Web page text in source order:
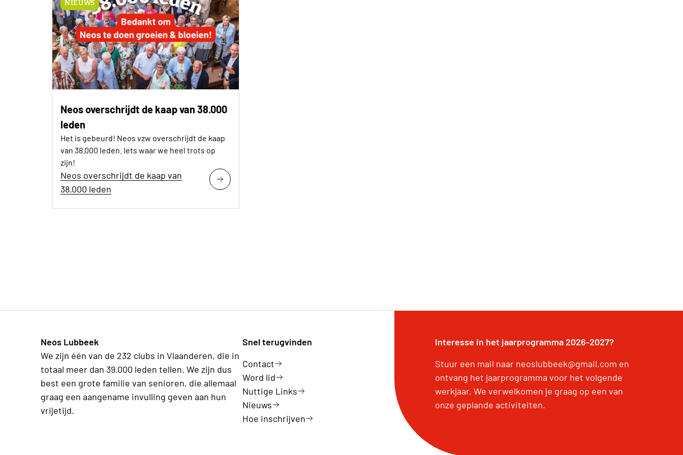
NIEUWS
Neos overschrijdt de kaap van 38.000
leden
Het is gebeurd! Neos vzw overschrijdt de kaap
van 38.000 leden. Iets waar we heel trots op
zijn!
Neos overschrijdt de kaap van
38.000 leden
Neos Lubbeek
We zijn één van de 232 clubs in Vlaanderen, die in
totaal meer dan 39.000 leden tellen. We zijn dus
best een grote familie van senioren, die allemaal
graag een aangename invulling geven aan hun
vrijetijd.
Snel terugvinden
Contact
Word lid
Nuttige Links
Nieuws
Hoe inschrijven
Interesse in het jaarprogramma 2026-2027?
Stuur een mail naar neoslubbeek@gmail.com en
ontvang het jaarprogramma voor het volgende
werkjaar. We verwelkomen je graag op een van
onze geplande activiteiten.